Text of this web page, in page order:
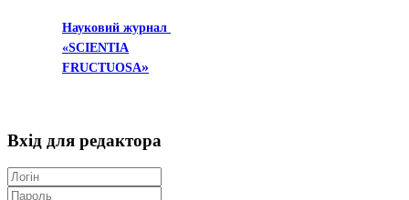
Науковий журнал
«SCIENTIA
FRUCTUOSA»
Вхід для редактора